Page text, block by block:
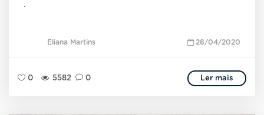
.
Eliana Martins 28/04/2020
0 5582 0 Ler mais